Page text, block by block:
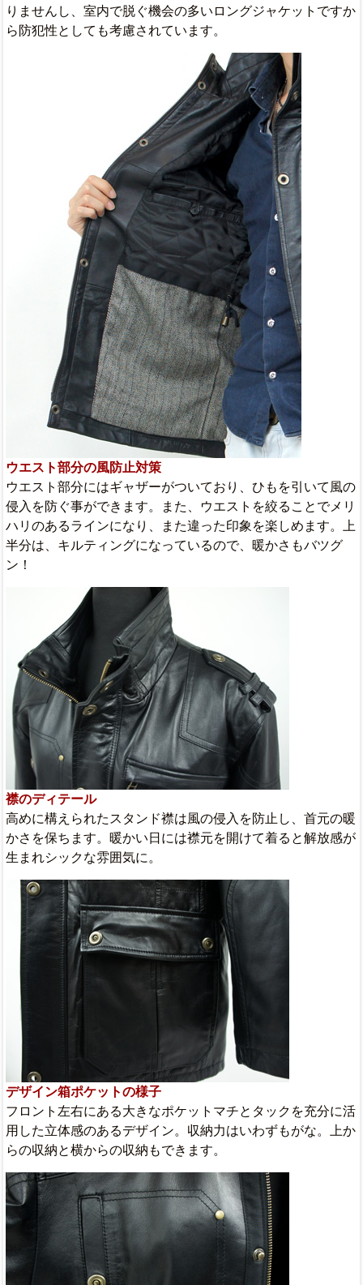
りませんし、室内で脱ぐ機会の多いロングジャケットですか
ら防犯性としても考慮されています。
ウエスト部分の風防止対策
ウエスト部分にはギャザーがついており、ひもを引いて風の
侵入を防ぐ事ができます。また、ウエストを絞ることでメリ
ハリのあるラインになり、また違った印象を楽しめます。上
半分は、キルティングになっているので、暖かさもバツグ
ン！
襟のディテール
高めに構えられたスタンド襟は風の侵入を防止し、首元の暖
かさを保ちます。暖かい日には襟元を開けて着ると解放感が
生まれシックな雰囲気に。
デザイン箱ポケットの様子
フロント左右にある大きなポケットマチとタックを充分に活
用した立体感のあるデザイン。収納力はいわずもがな。上か
らの収納と横からの収納もできます。